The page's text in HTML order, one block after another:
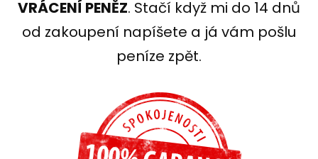
VRÁCENÍ PENĚZ. Stačí když mi do 14 dnů
od zakoupení napíšete a já vám pošlu
peníze zpět.